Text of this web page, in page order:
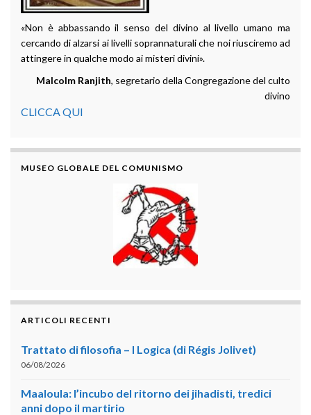
«Non è abbassando il senso del divino al livello umano ma
cercando di alzarsi ai livelli soprannaturali che noi riusciremo ad
attingere in qualche modo ai misteri divini».
Malcolm Ranjith, segretario della Congregazione del culto
divino
CLICCA QUI
MUSEO GLOBALE DEL COMUNISMO
ARTICOLI RECENTI
Trattato di filosofia – I Logica (di Régis Jolivet)
06/08/2026
Maaloula: l’incubo del ritorno dei jihadisti, tredici
anni dopo il martirio